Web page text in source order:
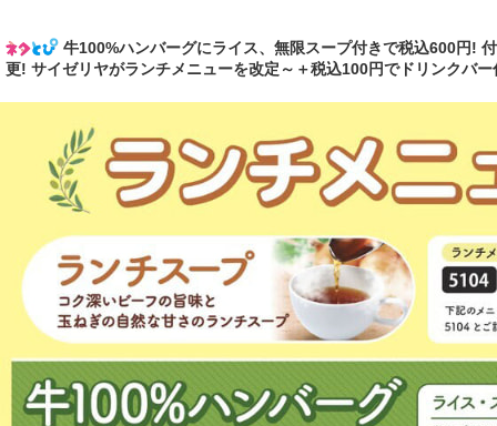
牛100%ハンバーグにライス、無限スープ付きで税込600円!
更! サイゼリヤがランチメニューを改定～＋税込100円でドリンクバー